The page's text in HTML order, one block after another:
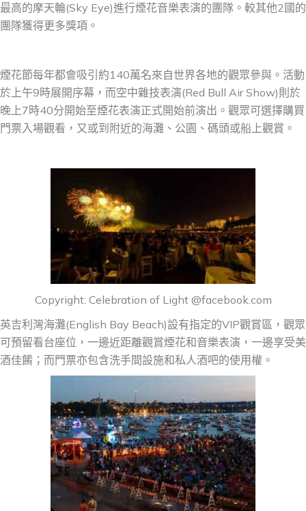
最高的摩天輪(Sky Eye)進行煙花音樂表演的團隊。較其他2國的
團隊獲得更多獎項。
煙花節每年都會吸引約140萬名來自世界各地的觀眾參與。活動
於上午9時展開序幕，而空中雜技表演(Red Bull Air Show)則於
晚上7時40分開始至煙花表演正式開始前演出。觀眾可選擇購買
門票入場觀看，又或到附近的海灘、公園、碼頭或船上觀賞。
Copyright: Celebration of Light @facebook.com
英吉利灣海灘(English Bay Beach)設有指定的VIP觀賞區，觀眾
可預留看台座位，一邊近距離觀賞煙花和音樂表演，一邊享受美
酒佳餚；而門票亦包含洗手間設施和私人酒吧的使用權。